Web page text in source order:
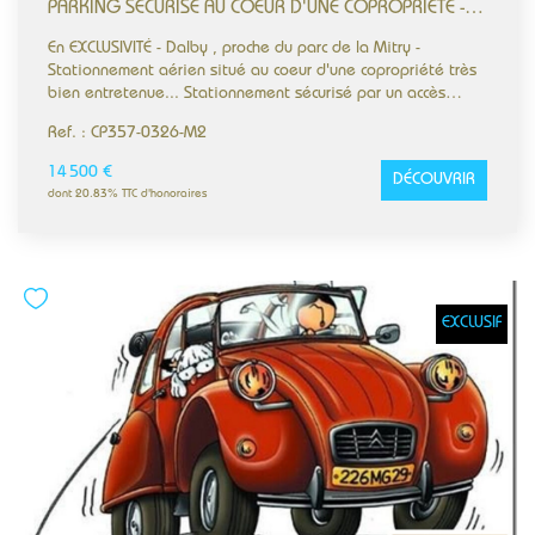
PARKING SÉCURISÉ AU COEUR D'UNE COPROPRIÉTÉ - PROCHE BOULEVARD DAALBY
En EXCLUSIVITÉ - Dalby , proche du parc de la Mitry -
Stationnement aérien situé au coeur d'une copropriété très
bien entretenue... Stationnement sécurisé par un accès
priorité. BVBA Immobilier - Bien Vendre Bien Acheter
Immobilier Agréée EXPERT Immobilier par la CEIF - SEEIF
Ref. : CP357-0326-M2
14 500 €
dont 20.83% TTC d'honoraires
DÉCOUVRIR
EXCLUSIF